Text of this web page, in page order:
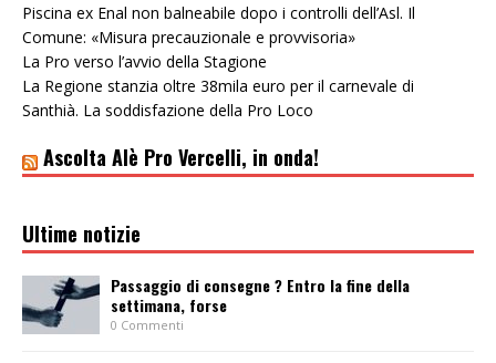
Piscina ex Enal non balneabile dopo i controlli dell’Asl. Il
Comune: «Misura precauzionale e provvisoria»
La Pro verso l’avvio della Stagione
La Regione stanzia oltre 38mila euro per il carnevale di
Santhià. La soddisfazione della Pro Loco
Ascolta Alè Pro Vercelli, in onda!
Ultime notizie
Passaggio di consegne ? Entro la fine della
settimana, forse
0 Commenti